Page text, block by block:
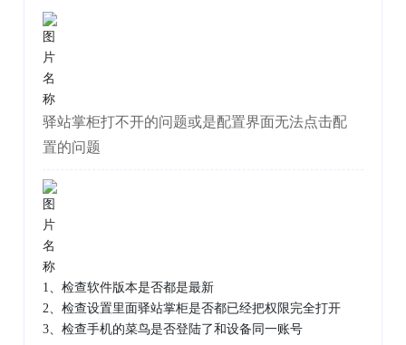
驿站掌柜打不开的问题或是配置界面无法点击配
置的问题
1、检查软件版本是否都是最新
2、检查设置里面驿站掌柜是否都已经把权限完全打开
3、检查手机的菜鸟是否登陆了和设备同一账号